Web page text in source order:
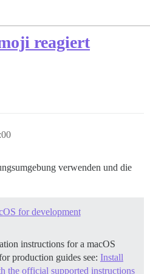
reagiert
verwenden und die
for development
instructions for a macOS
production guides see: Install
the official supported instructions